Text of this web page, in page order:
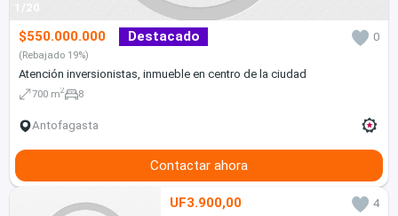
1/20
$550.000.000 Destacado 0
(Rebajado 19%)
Atención inversionistas, inmueble en centro de la ciudad
700 m2 8
Antofagasta
Contactar ahora
UF3.900,00
4